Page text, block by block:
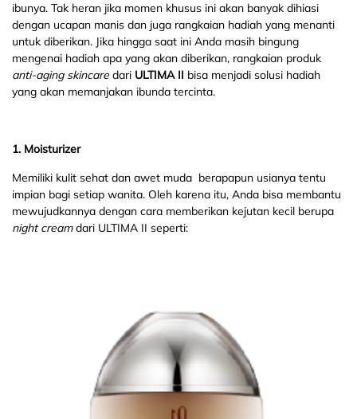
ibunya. Tak heran jika momen khusus ini akan banyak dihiasi
dengan ucapan manis dan juga rangkaian hadiah yang menanti
untuk diberikan. Jika hingga saat ini Anda masih bingung
mengenai hadiah apa yang akan diberikan, rangkaian produk
anti-aging skincare dari ULTIMA II bisa menjadi solusi hadiah
yang akan memanjakan ibunda tercinta.
1. Moisturizer
Memiliki kulit sehat dan awet muda berapapun usianya tentu
impian bagi setiap wanita. Oleh karena itu, Anda bisa membantu
mewujudkannya dengan cara memberikan kejutan kecil berupa
night creamdari ULTIMA II seperti: